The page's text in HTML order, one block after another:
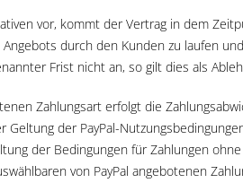
vor, kommt der Vertrag in dem
durch den Kunden zu laufen
Frist nicht an, so gilt dies als
Zahlungsart erfolgt die
Geltung der PayPal-
der Bedingungen für Zahlungen
von PayPal angebotenen